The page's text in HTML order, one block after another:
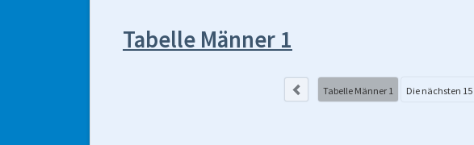
Tabelle Männer 1
Tabelle Männer 1 Die nächsten